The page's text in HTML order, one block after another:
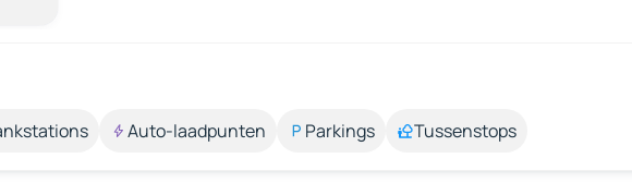
Auto-laadpunten Parkings Tussenstops